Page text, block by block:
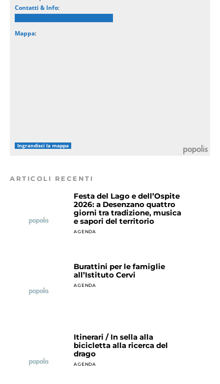
Contatti & Info:
Mappa:
Ingrandisci la mappa
ARTICOLI RECENTI
Festa del Lago e dell’Ospite
2026: a Desenzano quattro
giorni tra tradizione, musica
e sapori del territorio
AGENDA
Burattini per le famiglie
all’Istituto Cervi
AGENDA
Itinerari / In sella alla
bicicletta alla ricerca del
drago
AGENDA